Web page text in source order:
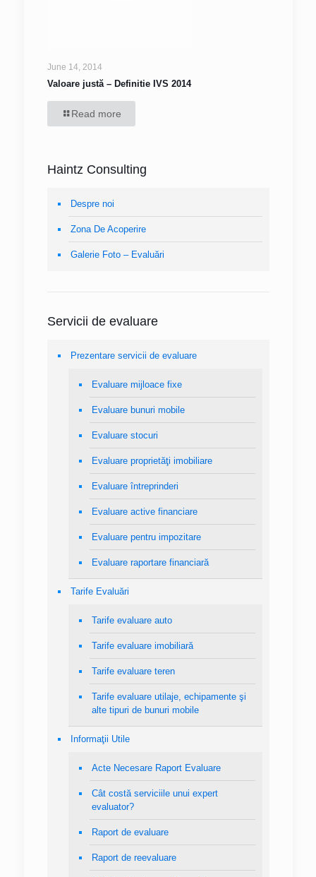
June 14, 2014
Valoare justă – Definitie IVS 2014
Read more
Haintz Consulting
Despre noi
Zona De Acoperire
Galerie Foto – Evaluări
Servicii de evaluare
Prezentare servicii de evaluare
Evaluare mijloace fixe
Evaluare bunuri mobile
Evaluare stocuri
Evaluare proprietăţi imobiliare
Evaluare întreprinderi
Evaluare active financiare
Evaluare pentru impozitare
Evaluare raportare financiară
Tarife Evaluări
Tarife evaluare auto
Tarife evaluare imobiliară
Tarife evaluare teren
Tarife evaluare utilaje, echipamente şi
alte tipuri de bunuri mobile
Informaţii Utile
Acte Necesare Raport Evaluare
Cât costă serviciile unui expert
evaluator?
Raport de evaluare
Raport de reevaluare